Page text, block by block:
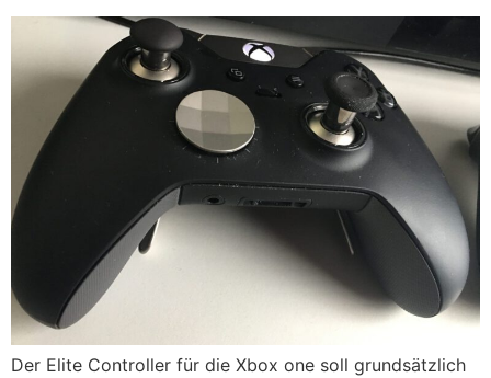
Der Elite Controller für die Xbox one soll grundsätzlich